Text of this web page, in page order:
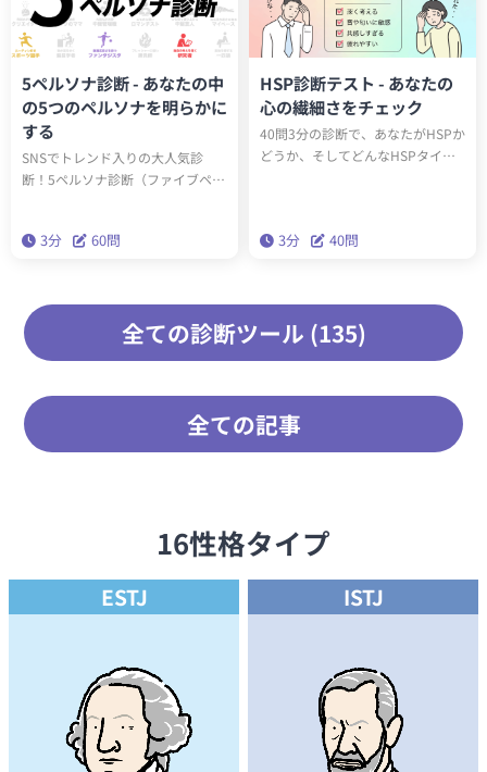
5ペルソナ診断 - あなたの中
の5つのペルソナを明らかに
する
SNSでトレンド入りの大人気診
断！5ペルソナ診断（ファイブペル
かります。精密性格分類理論「ビ
3分 60問
HSP診断テスト - あなたの
心の繊細さをチェック
40問3分の診断で、あなたがHSPか
どうか、そしてどんなHSPタイプ
生きやすくなります。
3分 40問
全ての診断ツール (135)
全ての記事
16性格タイプ
ESTJ ISTJ